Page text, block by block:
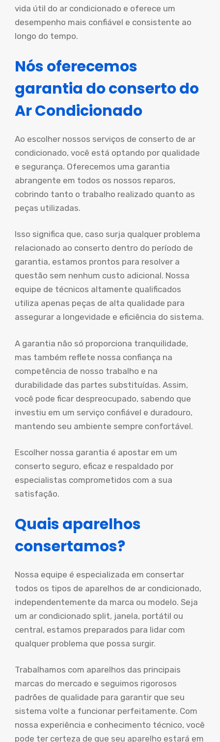
vida útil do ar condicionado e oferece um
desempenho mais confiável e consistente ao
longo do tempo.
Nós oferecemos
garantia do conserto do
Ar Condicionado
Ao escolher nossos serviços de conserto de ar
condicionado, você está optando por qualidade
e segurança. Oferecemos uma garantia
abrangente em todos os nossos reparos,
cobrindo tanto o trabalho realizado quanto as
peças utilizadas.
Isso significa que, caso surja qualquer problema
relacionado ao conserto dentro do período de
garantia, estamos prontos para resolver a
questão sem nenhum custo adicional. Nossa
equipe de técnicos altamente qualificados
utiliza apenas peças de alta qualidade para
assegurar a longevidade e eficiência do sistema.
A garantia não só proporciona tranquilidade,
mas também reflete nossa confiança na
competência de nosso trabalho e na
durabilidade das partes substituídas. Assim,
você pode ficar despreocupado, sabendo que
investiu em um serviço confiável e duradouro,
mantendo seu ambiente sempre confortável.
Escolher nossa garantia é apostar em um
conserto seguro, eficaz e respaldado por
especialistas comprometidos com a sua
satisfação.
Quais aparelhos
consertamos?
Nossa equipe é especializada em consertar
todos os tipos de aparelhos de ar condicionado,
independentemente da marca ou modelo. Seja
um ar condicionado split, janela, portátil ou
central, estamos preparados para lidar com
qualquer problema que possa surgir.
Trabalhamos com aparelhos das principais
marcas do mercado e seguimos rigorosos
padrões de qualidade para garantir que seu
sistema volte a funcionar perfeitamente. Com
nossa experiência e conhecimento técnico, você
pode ter certeza de que seu aparelho estará em